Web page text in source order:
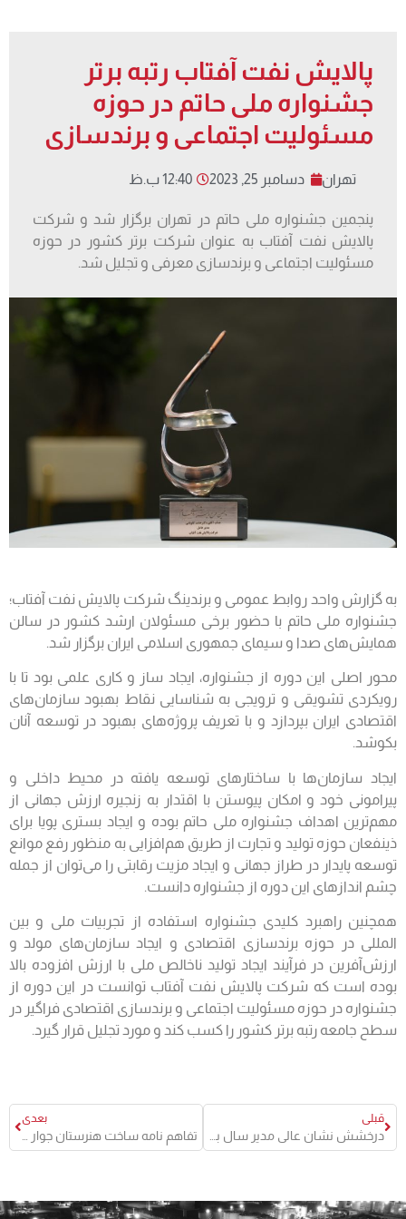
پالایش نفت آفتاب رتبه برتر
جشنواره ملی حاتم در حوزه
مسئولیت اجتماعی و برندسازی
تهران دسامبر 25, 2023 12:40 ب.ظ
پنجمین جشنواره ملی حاتم در تهران برگزار شد و شرکت
پالایش نفت آفتاب به عنوان شرکت برتر کشور در حوزه
مسئولیت اجتماعی و برندسازی معرفی و تجلیل شد.
به گزارش واحد روابط عمومی و برندینگ شرکت پالایش نفت آفتاب؛
جشنواره ملی حاتم با حضور برخی مسئولان ارشد کشور در سالن
همایش‌های صدا و سیمای جمهوری اسلامی ایران برگزار شد.
محور اصلی این دوره از جشنواره، ایجاد ساز و کاری علمی بود تا با
رویکردی تشویقی و ترویجی به شناسایی نقاط بهبود سازمان‌های
اقتصادی ایران بپردازد و با تعریف پروژه‌های بهبود در توسعه آنان
بکوشد.
ایجاد سازمان‌ها با ساختارهای توسعه یافته در محیط داخلی و
پیرامونی خود و امکان پیوستن با اقتدار به زنجیره ارزش جهانی از
مهم‌ترین اهداف جشنواره ملی حاتم بوده و ایجاد بستری پویا برای
ذینفعان حوزه تولید و تجارت از طریق هم‌افزایی به منظور رفع موانع
توسعه پایدار در طراز جهانی و ایجاد مزیت رقابتی را می‌‎توان از جمله
چشم ‎اندازهای این دوره از جشنواره دانست.
همچنین راهبرد کلیدی جشنواره استفاده از تجربیات ملی و بین
المللی در حوزه برندسازی اقتصادی و ایجاد سازمان‌های مولد و
ارزش‌آفرین در فرآیند ایجاد تولید ناخالص ملی با ارزش افزوده بالا
بوده است که شرکت پالایش نفت آفتاب توانست در این دوره از
جشنواره در حوزه مسئولیت اجتماعی و برندسازی اقتصادی فراگیر در
سطح جامعه رتبه برتر کشور را کسب کند و مورد تجلیل قرار گیرد.
قبلی
درخشش نشان عالی مدیر سال بر سینه پالایش نفت آفتاب
بعدی
تفاهم نامه ساخت هنرستان جوار صنعت در هرمزگان امضا شد